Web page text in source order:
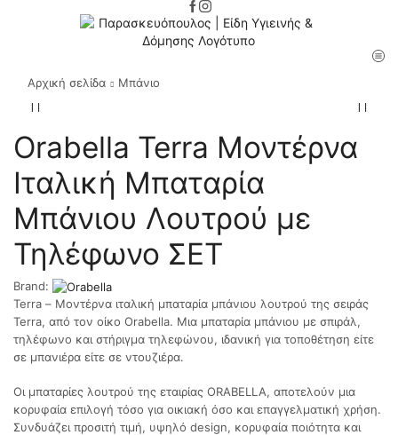
Αρχική σελίδα Μπάνιο
Orabella Terra Μοντέρνα
Ιταλική Μπαταρία
Μπάνιου Λουτρού με
Τηλέφωνο ΣΕΤ
Brand:
Terra – Μοντέρνα ιταλική μπαταρία μπάνιου λουτρού της σειράς
Terra, από τον οίκο Orabella. Μια μπαταρία μπάνιου με σπιράλ,
τηλέφωνο και στήριγμα τηλεφώνου, ιδανική για τοποθέτηση είτε
σε μπανιέρα είτε σε ντουζιέρα.
Οι μπαταρίες λουτρού της εταιρίας ORABELLA, αποτελούν μια
κορυφαία επιλογή τόσο για οικιακή όσο και επαγγελματική χρήση.
Συνδυάζει προσιτή τιμή, υψηλό design, κορυφαία ποιότητα και